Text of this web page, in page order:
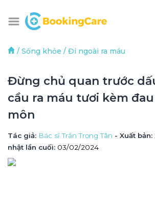
/ Sống khỏe / Đi ngoài ra máu
Đừng chủ quan trước
cầu ra máu tươi kèm
môn
Tác giả: Bác sĩ Trần Trọng Tân - Xuất bản:
nhật lần cuối: 03/02/2024